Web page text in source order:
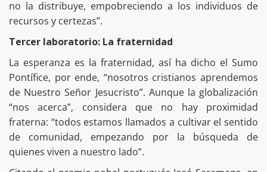
no la distribuye, empobreciendo a los individuos de
recursos y certezas”.
Tercer laboratorio: La fraternidad
La esperanza es la fraternidad, así ha dicho el Sumo
Pontífice, por ende, “nosotros cristianos aprendemos
de Nuestro Señor Jesucristo”. Aunque la globalización
“nos acerca”, considera que no hay proximidad
fraterna: “todos estamos llamados a cultivar el sentido
de comunidad, empezando por la búsqueda de
quienes viven a nuestro lado”.